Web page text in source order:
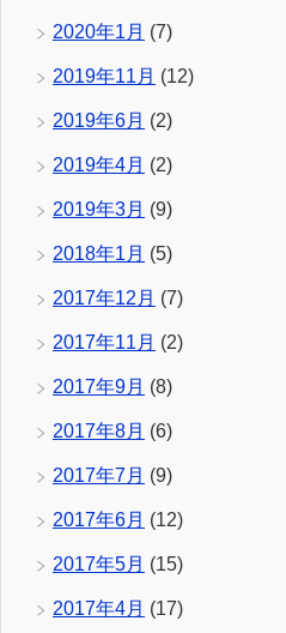
2020年1月 (7)
2019年11月 (12)
2019年6月 (2)
2019年4月 (2)
2019年3月 (9)
2018年1月 (5)
2017年12月 (7)
2017年11月 (2)
2017年9月 (8)
2017年8月 (6)
2017年7月 (9)
2017年6月 (12)
2017年5月 (15)
2017年4月 (17)